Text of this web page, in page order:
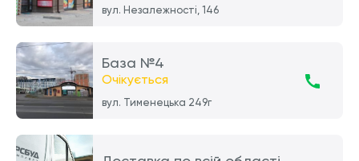
вул. Незалежності, 146
База №4
Очікується
вул. Тименецька 249г